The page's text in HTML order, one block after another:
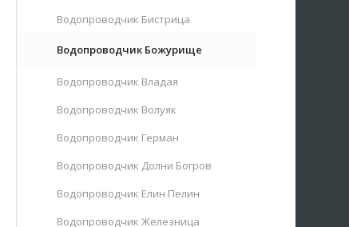
Водопроводчик Бистрица
Водопроводчик Божурище
Водопроводчик Владая
Водопроводчик Волуяк
Водопроводчик Герман
Водопроводчик Долни Богров
Водопроводчик Елин Пелин
Водопроводчик Железница